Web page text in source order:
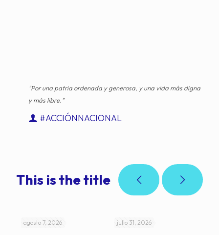
"Por una patria ordenada y generosa, y una vida más digna
y más libre."
#ACCIÓNNACIONAL
This is the title
agosto 7, 2026 julio 31, 2026